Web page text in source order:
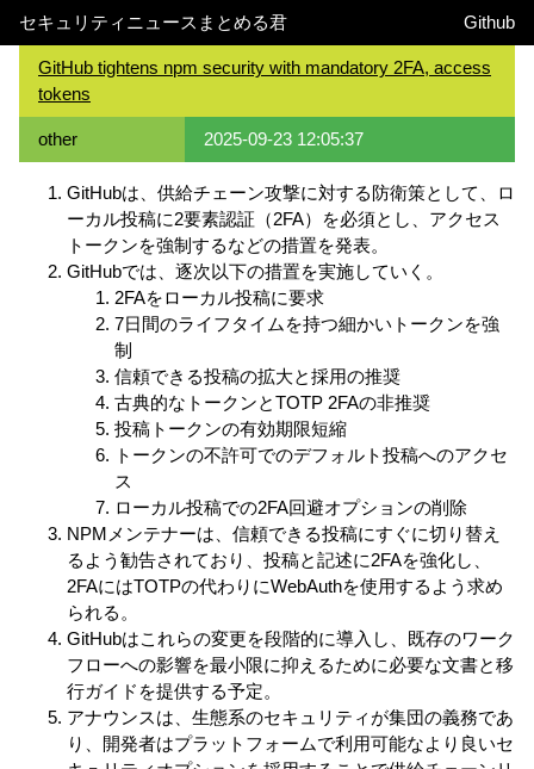
セキュリティニュースまとめる君 Github
GitHub tightens npm security with mandatory 2FA, access
tokens
other 2025-09-23 12:05:37
GitHubは、供給チェーン攻撃に対する防衛策として、ロ
ーカル投稿に2要素認証（2FA）を必須とし、アクセス
トークンを強制するなどの措置を発表。
GitHubでは、逐次以下の措置を実施していく。
2FAをローカル投稿に要求
7日間のライフタイムを持つ細かいトークンを強
制
信頼できる投稿の拡大と採用の推奨
古典的なトークンとTOTP 2FAの非推奨
投稿トークンの有効期限短縮
トークンの不許可でのデフォルト投稿へのアクセ
ス
ローカル投稿での2FA回避オプションの削除
NPMメンテナーは、信頼できる投稿にすぐに切り替え
るよう勧告されており、投稿と記述に2FAを強化し、
2FAにはTOTPの代わりにWebAuthを使用するよう求め
られる。
GitHubはこれらの変更を段階的に導入し、既存のワーク
フローへの影響を最小限に抑えるために必要な文書と移
行ガイドを提供する予定。
アナウンスは、生態系のセキュリティが集団の義務であ
り、開発者はプラットフォームで利用可能なより良いセ